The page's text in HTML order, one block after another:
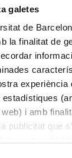
galetes
de
la finalitat de
experiència
i amb
publicitat que